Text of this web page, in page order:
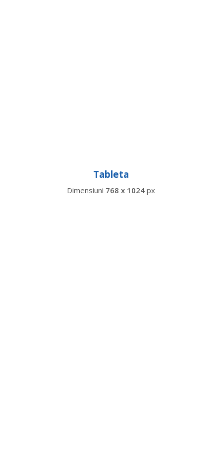
Tableta
Dimensiuni 768 x 1024px